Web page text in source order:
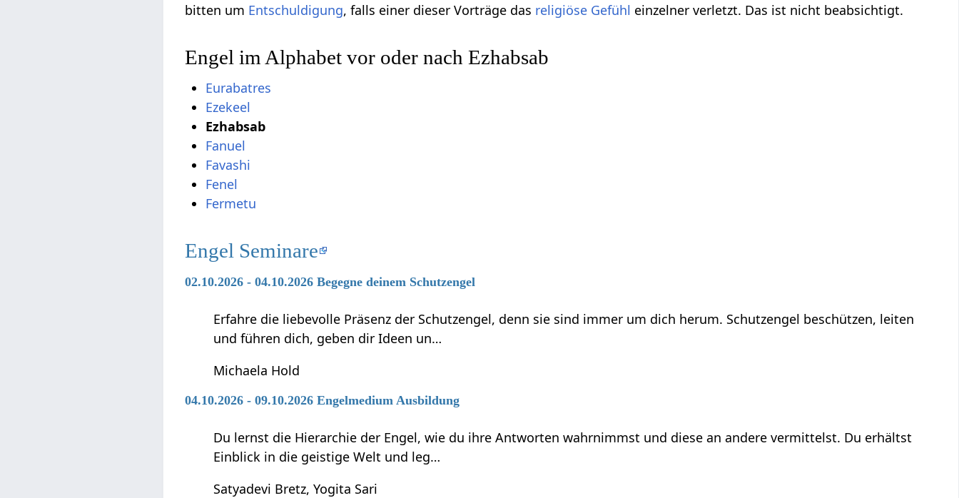
bitten um Entschuldigung, falls einer dieser Vorträge das religiöse Gefühl einzelner verletzt. Das ist nicht beabsichtigt.
Engel im Alphabet vor oder nach Ezhabsab
Eurabatres
Ezekeel
Ezhabsab
Fanuel
Favashi
Fenel
Fermetu
Engel Seminare
02.10.2026 - 04.10.2026 Begegne deinem Schutzengel
Erfahre die liebevolle Präsenz der Schutzengel, denn sie sind immer um dich herum. Schutzengel beschützen, leiten
und führen dich, geben dir Ideen un…
Michaela Hold
04.10.2026 - 09.10.2026 Engelmedium Ausbildung
Du lernst die Hierarchie der Engel, wie du ihre Antworten wahrnimmst und diese an andere vermittelst. Du erhältst
Einblick in die geistige Welt und leg…
Satyadevi Bretz, Yogita Sari